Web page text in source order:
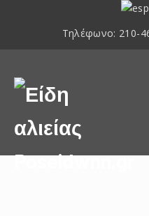
ΕΣΠΑ
2020
Τηλέφωνο: 210-
Είδη
αλιείας
Poseidwnn.gr